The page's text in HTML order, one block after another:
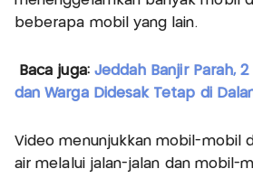
beberapa mobil yang lain.
Baca juga: Jeddah Banjir Parah,
dan Warga Didesak Tetap di
Video menunjukkan mobil-mobil
air melalui jalan-jalan dan mobil-